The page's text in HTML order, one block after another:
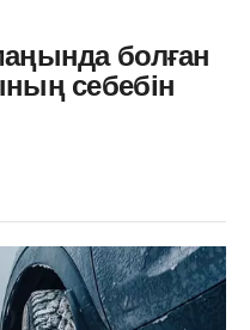
болған
себебін